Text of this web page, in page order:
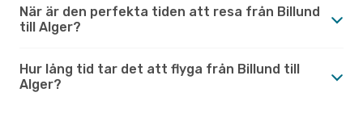
När är den perfekta tiden att resa från Billund
till Alger?
Hur lång tid tar det att flyga från Billund till
Alger?